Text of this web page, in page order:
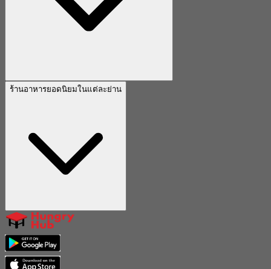
ร้านอาหารยอดนิยมในแต่ละย่าน